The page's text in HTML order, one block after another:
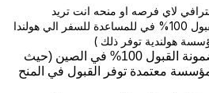
لاي فرصه او منحه انت تريد
نوفر فرص مضمونة القبول 100% في للمساعدة للسفر الي هولندا
توفر ذلك )
نوفر منح دراسية مضمونة القبول 100% في الصين (حيث
معتمدة توفر القبول في المنح